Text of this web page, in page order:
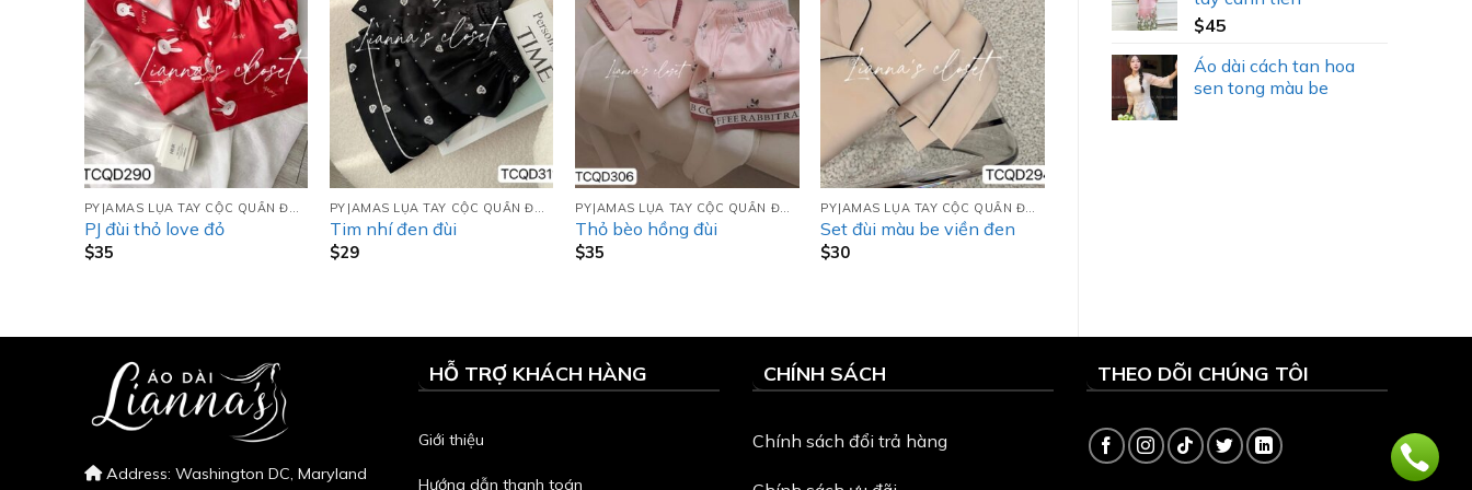
$45
Áo dài cách tan hoa
sen tong màu be
PJ đùi thỏ love đỏ
$35
Tim nhí đen đùi
$29
Thỏ bèo hồng đùi
$35
Set đùi màu be viền đen
$30
Address: Washington DC, Maryland
HỖ TRỢ KHÁCH HÀNG
Giới thiệu
Hướng dẫn thanh toán
CHÍNH SÁCH
Chính sách đổi trả hàng
THEO DÕI CHÚNG TÔI